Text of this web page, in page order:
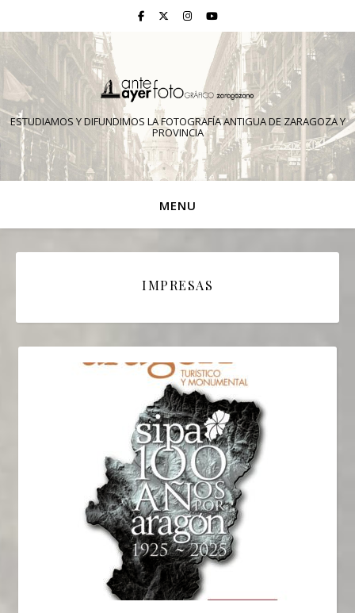
ESTUDIAMOS Y DIFUNDIMOS LA FOTOGRAFÍA ANTIGUA DE ZARAGOZA Y
PROVINCIA
MENU
IMPRESAS